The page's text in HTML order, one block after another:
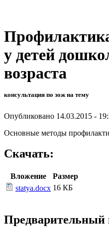
у детей
возраста
консультация по зож на тему
Опубликовано 14.03.2015 -
Основные методы
Скачать:
Вложение
Размер
statya.docx 16 КБ
Предварительный